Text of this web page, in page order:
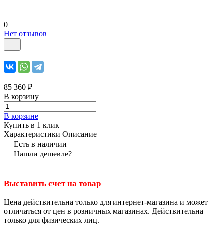
0
Нет отзывов
85 360 ₽
В корзину
В корзине
Купить в 1 клик
Характеристики Описание
Есть в наличии
Нашли дешевле?
Выставить счет на товар
Цена действительна только для интернет-магазина и может
отличаться от цен в розничных магазинах. Действительна
только для физических лиц.